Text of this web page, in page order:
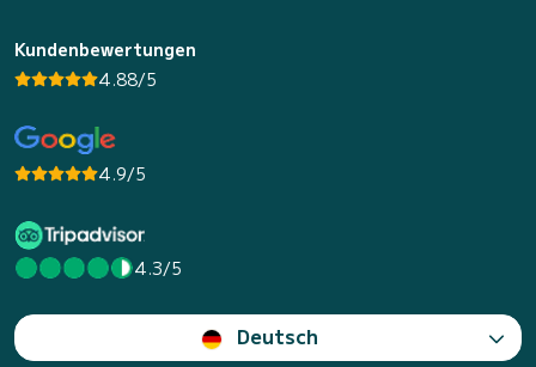
Kundenbewertungen
4.88/5
4.9/5
4.3/5
Deutsch